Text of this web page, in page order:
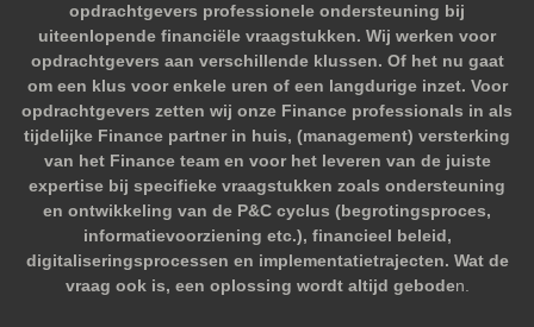
opdrachtgevers professionele ondersteuning bij
uiteenlopende financiële vraagstukken. Wij werken voor
opdrachtgevers aan verschillende klussen. Of het nu gaat
om een klus voor enkele uren of een langdurige inzet. Voor
opdrachtgevers zetten wij onze Finance professionals in als
tijdelijke Finance partner in huis, (management) versterking
van het Finance team en voor het leveren van de juiste
expertise bij specifieke vraagstukken zoals ondersteuning
en ontwikkeling van de P&C cyclus (begrotingsproces,
informatievoorziening etc.), financieel beleid,
digitaliseringsprocessen en implementatietrajecten. Wat de
vraag ook is, een oplossing wordt altijd geboden.